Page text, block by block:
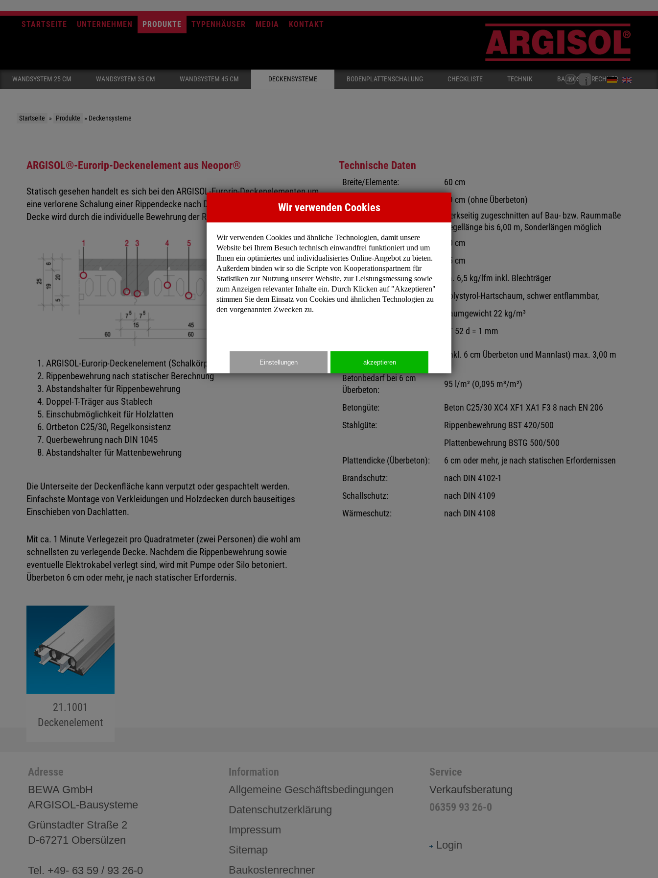
STARTSEITE UNTERNEHMEN PRODUKTE TYPENHÄUSER MEDIA KONTAKT
WANDSYSTEM 25 CM WANDSYSTEM 35 CM WANDSYSTEM 45 CM DECKENSYSTEME BODENPLATTENSCHALUNG CHECKLISTE TECHNIK BAUKOSTENRECHNER
Startseite » Produkte » Deckensysteme
ARGISOL®-Eurorip-Deckenelement aus Neopor®
Statisch gesehen handelt es sich bei den ARGISOL-Eurorip-Deckenelementen um
eine verlorene Schalung einer Rippendecke nach DIN 1045: Die Tragfähigkeit der
Decke wird durch die individuelle Bewehrung der Rippen und der Platte erreicht.
ARGISOL-Eurorip-Deckenelement (Schalkörper)
Rippenbewehrung nach statischer Berechnung
Abstandshalter für Rippenbewehrung
Doppel-T-Träger aus Stablech
Einschubmöglichkeit für Holzlatten
Ortbeton C25/30, Regelkonsistenz
Querbewehrung nach DIN 1045
Abstandshalter für Mattenbewehrung
Die Unterseite der Deckenfläche kann verputzt oder gespachtelt werden.
Einfachste Montage von Verkleidungen und Holzdecken durch bauseitiges
Einschieben von Dachlatten.
Mit ca. 1 Minute Verlegezeit pro Quadratmeter (zwei Personen) die wohl am
schnellsten zu verlegende Decke. Nachdem die Rippenbewehrung sowie
eventuelle Elektrokabel verlegt sind, wird mit Pumpe oder Silo betoniert.
Überbeton 6 cm oder mehr, je nach statischer Erfordernis.
21.1001
Deckenelement
Technische Daten
Breite/Elemente:
60 cm
19 cm (ohne Überbeton)
Länge/Elemente:
werkseitig zugeschnitten auf Bau- bzw. Raummaße
Regellänge bis 6,00 m, Sonderlängen möglich
Steghöhe:
20 cm
Stegbreite:
15 cm
Gewicht/Elemente:
ca. 6,5 kg/lfm inkl. Blechträger
Material/Elemente:
Polystyrol-Hartschaum, schwer entflammbar,
Raumgewicht 22 kg/m³
ST 52 d = 1 mm
Selbsttragfähigkeit während
der Montage:
(inkl. 6 cm Überbeton und Mannlast) max. 3,00 m
Betonbedarf bei 6 cm
Überbeton:
95 l/m² (0,095 m³/m²)
Betongüte:
Beton C25/30 XC4 XF1 XA1 F3 8 nach EN 206
Stahlgüte:
Rippenbewehrung BST 420/500
Plattenbewehrung BSTG 500/500
Plattendicke (Überbeton):
6 cm oder mehr, je nach statischen Erfordernissen
Brandschutz:
nach DIN 4102-1
Schallschutz:
nach DIN 4109
Wärmeschutz:
nach DIN 4108
Adresse
BEWA GmbH
ARGISOL-Bausysteme
Grünstadter Straße 2
D-67271 Obersülzen
Tel. +49- 63 59 / 93 26-0
Information
Allgemeine Geschäftsbedingungen
Datenschutzerklärung
Impressum
Sitemap
Baukostenrechner
Service
Verkaufsberatung
06359 93 26-0
Login
Wir verwenden Cookies
Wir verwenden Cookies und ähnliche Technologien, damit unsere
Website bei Ihrem Besuch technisch einwandfrei funktioniert und um
Ihnen ein optimiertes und individualisiertes Online-Angebot zu bieten.
Außerdem binden wir so die Scripte von Kooperationspartnern für
Statistiken zur Nutzung unserer Website, zur Leistungsmessung sowie
zum Anzeigen relevanter Inhalte ein. Durch Klicken auf "Akzeptieren"
stimmen Sie dem Einsatz von Cookies und ähnlichen Technologien zu
den vorgenannten Zwecken zu.
Einstellungen akzeptieren